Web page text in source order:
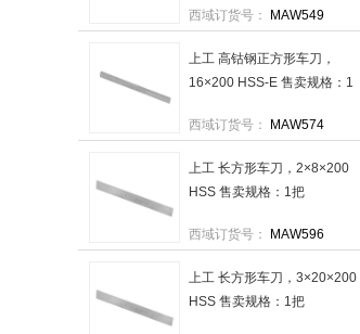
西域订货号： MAW549
上工 高钴钢正方形车刀，
16×200 HSS-E 售卖规格：1
西域订货号：
MAW574
上工 长方形车刀，2×8×200
HSS 售卖规格：1把
西域订货号： MAW596
上工 长方形车刀，3×20×200
HSS 售卖规格：1把